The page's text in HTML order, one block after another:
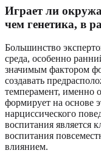
Играет ли
чем генетика, в
Большинство
среда, особенно
значимым фактором
создавать
темперамент, именно
формирует на основе
нарциссического
воспитания является
воспитания
влиянием.